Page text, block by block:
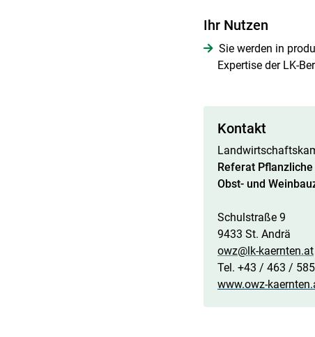
Ihr Nutzen
Sie werden in
Expertise der LK-
Kontakt
Referat
Obst- und
Schulstraße 9
9433 St. Andrä
owz@lk-kaernten.at
Tel. +43 / 463 /
www.owz-